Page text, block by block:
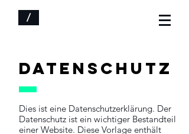
/
DATENSCHUTZ
Dies ist eine Datenschutzerklärung. Der
Datenschutz ist ein wichtiger Bestandteil
einer Website. Diese Vorlage enthält